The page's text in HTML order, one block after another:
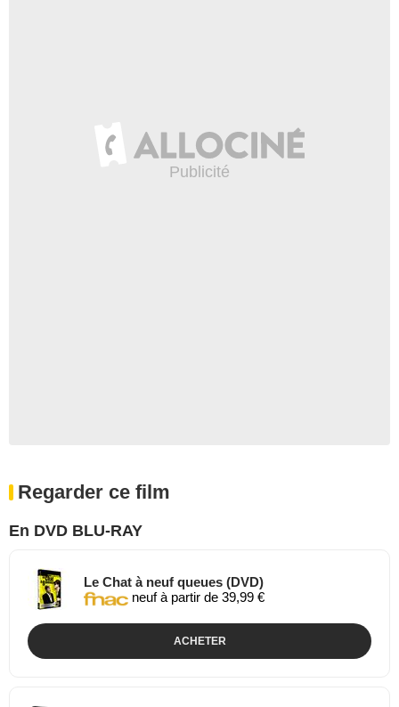
Regarder ce film
En DVD BLU-RAY
Le Chat à neuf queues (DVD)
neuf à partir de 39,99 €
ACHETER